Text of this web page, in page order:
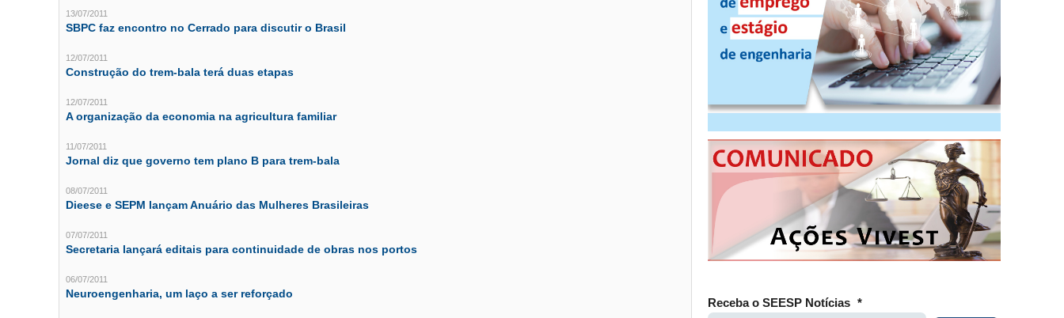
13/07/2011
SBPC faz encontro no Cerrado para discutir o Brasil
12/07/2011
Construção do trem-bala terá duas etapas
12/07/2011
A organização da economia na agricultura familiar
11/07/2011
Jornal diz que governo tem plano B para trem-bala
08/07/2011
Dieese e SEPM lançam Anuário das Mulheres Brasileiras
07/07/2011
Secretaria lançará editais para continuidade de obras nos portos
06/07/2011
Neuroengenharia, um laço a ser reforçado
Receba o SEESP Notícias *